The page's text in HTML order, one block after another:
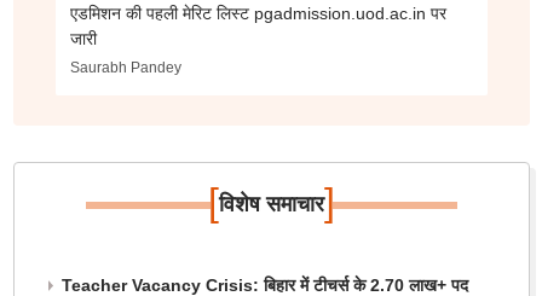
एडमिशन की पहली मेरिट लिस्ट pgadmission.uod.ac.in पर
जारी
Saurabh Pandey
[विशेष समाचार]
Teacher Vacancy Crisis: बिहार में टीचर्स के 2.70 लाख+ पद